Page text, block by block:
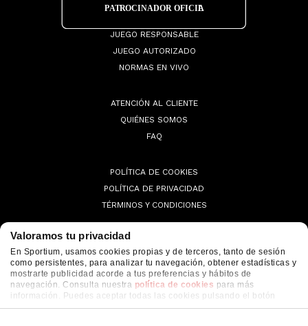
Valoramos tu privacidad
En Sportium, usamos cookies propias y de terceros, tanto de sesión
como persistentes, para analizar tu navegación, obtener estadísticas y
mostrarte publicidad acorde a tus preferencias y hábitos de
navegación. Consulta nuestra política de cookies para más
información. Puedes aceptar todas las cookies pulsando el botón
"ACEPTAR" o configurarlas o rechazar su uso pulsando el botón
JUEGO RESPONSABLE
JUEGO AUTORIZADO
NORMAS EN VIVO
ATENCIÓN AL CLIENTE
QUIÉNES SOMOS
FAQ
POLÍTICA DE COOKIES
POLÍTICA DE PRIVACIDAD
TÉRMINOS Y CONDICIONES
© 2026 Sportium. All Rights Reserved.